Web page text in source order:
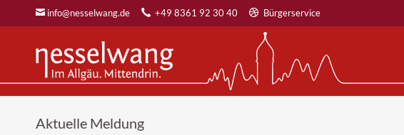
info@nesselwang.de +49 8361 92 30 40 Bürgerservice
Sommer
Wandern
Winter
Gastgeber & Buchen
Suchen & Buchen
Gästekarte
SUCHEN
Aktuelle Meldung